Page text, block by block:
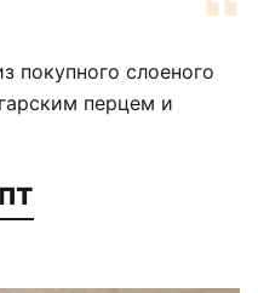
покупного слоеного
перцем и